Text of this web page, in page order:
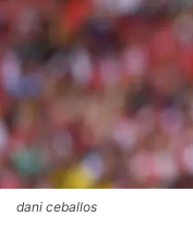
dani ceballos